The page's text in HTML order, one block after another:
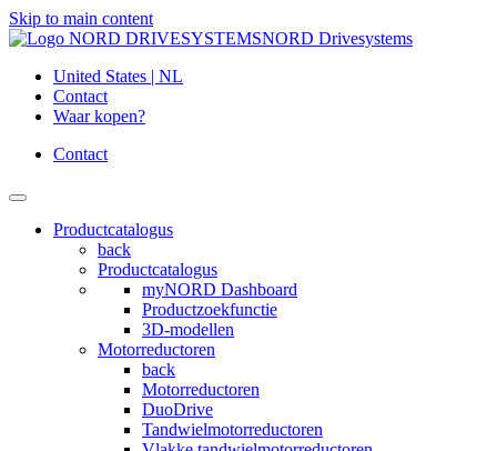
Skip to main content
NORD Drivesystems
United States | NL
Contact
Waar kopen?
Contact
Productcatalogus
back
Productcatalogus
myNORD Dashboard
Productzoekfunctie
3D-modellen
Motorreductoren
back
Motorreductoren
DuoDrive
Tandwielmotorreductoren